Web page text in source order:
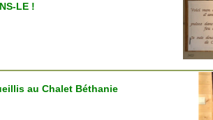
LE !
au Chalet Béthanie